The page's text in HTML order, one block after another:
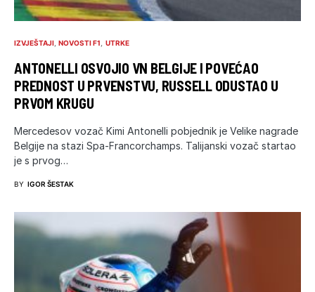
IZVJEŠTAJI NOVOSTI F1 UTRKE
ANTONELLI OSVOJIO VN BELGIJE I POVEĆAO
PREDNOST U PRVENSTVU, RUSSELL ODUSTAO U
PRVOM KRUGU
Mercedesov vozač Kimi Antonelli pobjednik je Velike nagrade
Belgije na stazi Spa-Francorchamps. Talijanski vozač startao
je s prvog…
BY IGOR ŠESTAK